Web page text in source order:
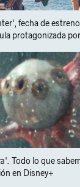
fecha de
protagonizada
Todo lo que
en Disney+